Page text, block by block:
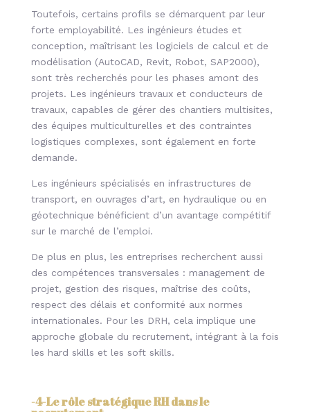
Toutefois, certains profils se démarquent par leur
forte employabilité. Les ingénieurs études et
conception, maîtrisant les logiciels de calcul et de
modélisation (AutoCAD, Revit, Robot, SAP2000),
sont très recherchés pour les phases amont des
projets. Les ingénieurs travaux et conducteurs de
travaux, capables de gérer des chantiers multisites,
des équipes multiculturelles et des contraintes
logistiques complexes, sont également en forte
demande.
Les ingénieurs spécialisés en infrastructures de
transport, en ouvrages d’art, en hydraulique ou en
géotechnique bénéficient d’un avantage compétitif
sur le marché de l’emploi.
De plus en plus, les entreprises recherchent aussi
des compétences transversales : management de
projet, gestion des risques, maîtrise des coûts,
respect des délais et conformité aux normes
internationales. Pour les DRH, cela implique une
approche globale du recrutement, intégrant à la fois
les hard skills et les soft skills.
-4-Le rôle stratégique RH dans le